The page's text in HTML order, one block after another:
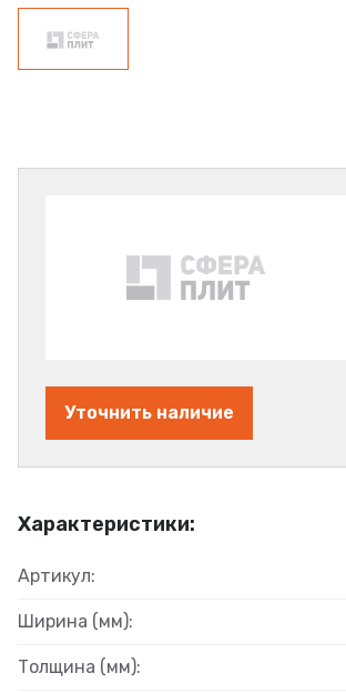
Характеристики:
Артикул:
Ширина (мм):
Толщина (мм):
Уточнить наличие